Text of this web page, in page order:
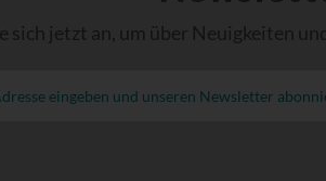
sich jetzt an, um über Neuigkeiten